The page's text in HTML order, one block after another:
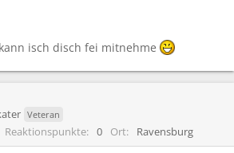
isch disch fei mitnehme
Veteran
Reaktionspunkte 0 Ort Ravensburg